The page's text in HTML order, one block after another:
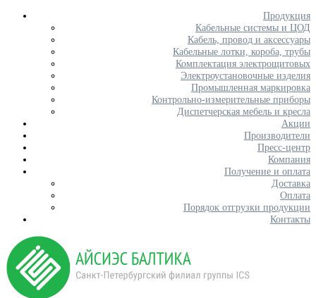
Продукция
Кабельные системы и ЦОД
Кабель, провод и аксессуары
Кабельные лотки, короба, трубы
Комплектация электрощитовых
Электроустановочные изделия
Промышленная маркировка
Контрольно-измерительные приборы
Диспетчерская мебель и кресла
Акции
Производители
Пресс-центр
Компания
Получение и оплата
Доставка
Оплата
Порядок отгрузки продукции
Контакты